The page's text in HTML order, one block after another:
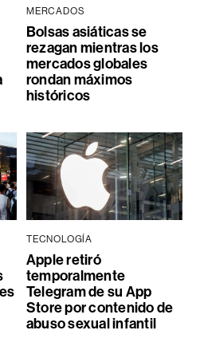
MERCADOS
Bolsas asiáticas se
rezagan mientras los
mercados globales
rondan máximos
históricos
TECNOLOGÍA
Apple retiró
temporalmente
Telegram de su App
Store por contenido de
abuso sexual infantil